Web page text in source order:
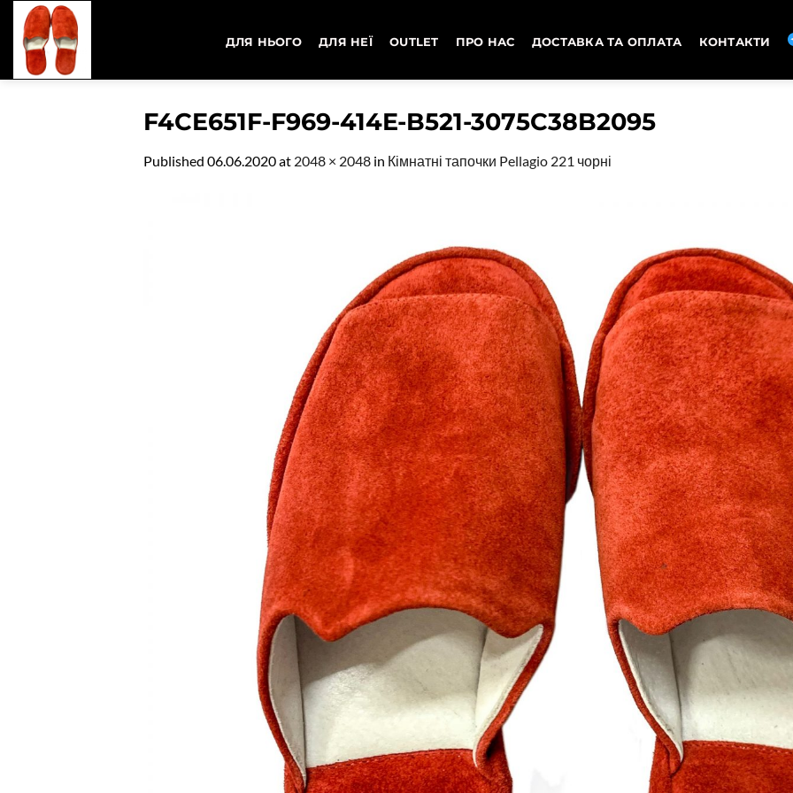
content
ДЛЯ НЬОГО ДЛЯ НЕЇ OUTLET ПРО НАС ДОСТАВКА ТА ОПЛАТА КОНТАКТИ
F4CE651F-F969-414E-B521-3075C38B2095
Published 06.06.2020at 2048 × 2048 in Кімнатні тапочки Pellagio 221 чорні